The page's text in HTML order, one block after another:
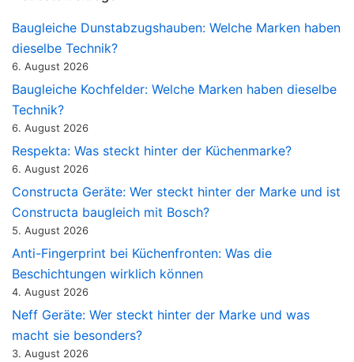
Baugleiche Dunstabzugshauben: Welche Marken haben
dieselbe Technik?
6. August 2026
Baugleiche Kochfelder: Welche Marken haben dieselbe
Technik?
6. August 2026
Respekta: Was steckt hinter der Küchenmarke?
6. August 2026
Constructa Geräte: Wer steckt hinter der Marke und ist
Constructa baugleich mit Bosch?
5. August 2026
Anti-Fingerprint bei Küchenfronten: Was die
Beschichtungen wirklich können
4. August 2026
Neff Geräte: Wer steckt hinter der Marke und was
macht sie besonders?
3. August 2026